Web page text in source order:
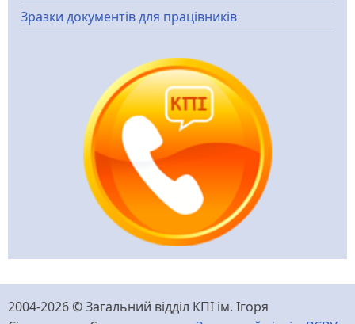
Зразки документів для працівників
2004-2026 © Загальний відділ КПІ ім. Ігоря